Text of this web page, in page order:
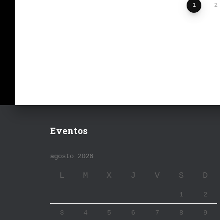
1 2
Eventos
agosto 2026
L M X J V S D
1 2
3 4 5 6 7 8 9